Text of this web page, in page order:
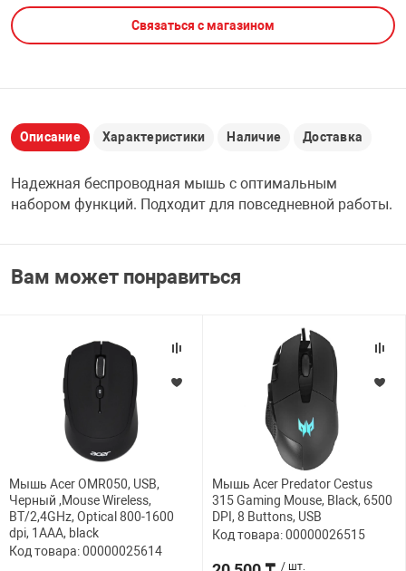
PCI АДАПТЕРЫ
USB
НАБОР ДЛЯ
CD-DVD ДИСКИ
ЛЕНТА ДЛЯ
ДОМА
ТЕХНИКА
Связаться с магазином
Описание Характеристики Наличие Доставка
Надежная беспроводная мышь с оптимальным
набором функций. Подходит для повседневной работы.
Вам может понравиться
Мышь Acer OMR050, USB,
Черный ,Mouse Wireless,
BT/2,4GHz, Optical 800-1600
dpi, 1AAA, black
Код товара: 00000025614
Мышь Acer Predator Cestus
315 Gaming Mouse, Black, 6500
DPI, 8 Buttons, USB
Код товара: 00000026515
/ шт.